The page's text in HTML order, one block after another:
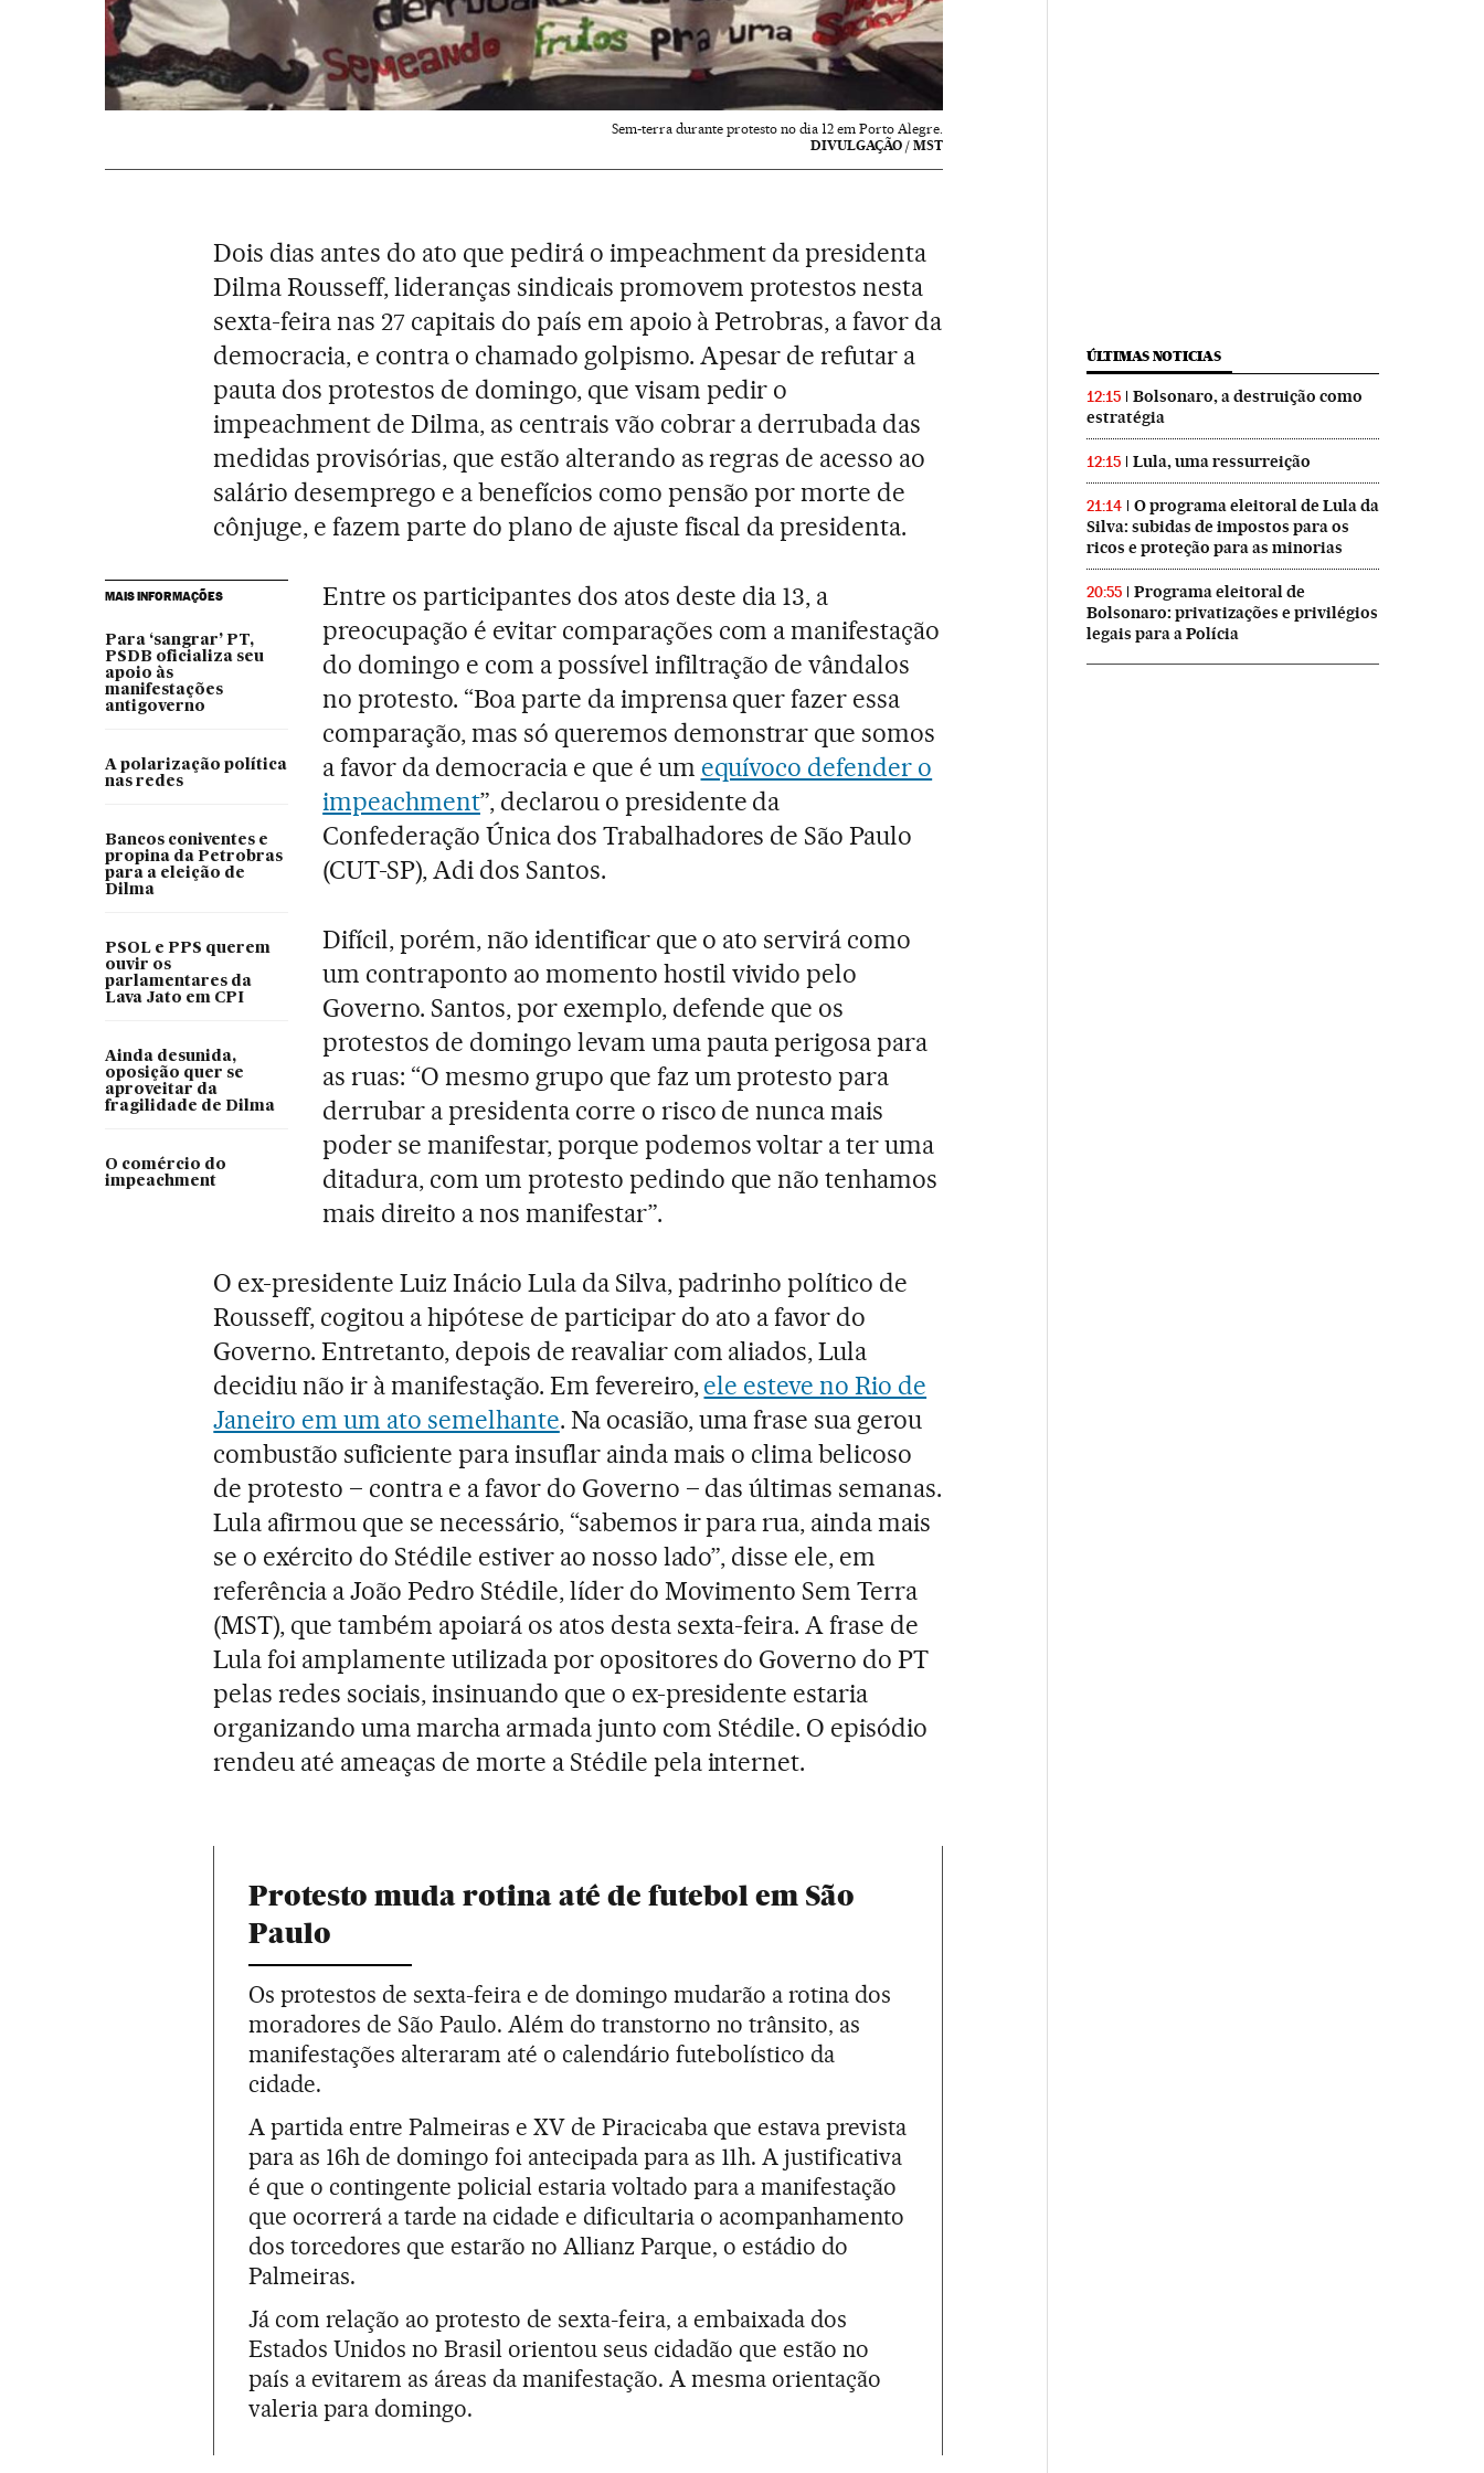
Sem-terra durante protesto no dia 12 em Porto Alegre.
DIVULGAÇÃO / MST
Dois dias antes do ato que pedirá o impeachment da presidenta
Dilma Rousseff, lideranças sindicais promovem protestos nesta
sexta-feira nas 27 capitais do país em apoio à Petrobras, a favor da
democracia, e contra o chamado golpismo. Apesar de refutar a
pauta dos protestos de domingo, que visam pedir o
impeachment de Dilma, as centrais vão cobrar a derrubada das
medidas provisórias, que estão alterando as regras de acesso ao
salário desemprego e a benefícios como pensão por morte de
cônjuge, e fazem parte do plano de ajuste fiscal da presidenta.
MAIS INFORMAÇÕES
Para ‘sangrar’ PT,
PSDB oficializa seu
apoio às
manifestações
antigoverno
A polarização política
nas redes
Bancos coniventes e
propina da Petrobras
para a eleição de
Dilma
PSOL e PPS querem
ouvir os
parlamentares da
Lava Jato em CPI
Ainda desunida,
oposição quer se
aproveitar da
fragilidade de Dilma
O comércio do
impeachment
Entre os participantes dos atos deste dia 13, a
preocupação é evitar comparações com a manifestação
do domingo e com a possível infiltração de vândalos
no protesto. “Boa parte da imprensa quer fazer essa
comparação, mas só queremos demonstrar que somos
a favor da democracia e que é um equívoco defender o
impeachment”, declarou o presidente da
Confederação Única dos Trabalhadores de São Paulo
(CUT-SP), Adi dos Santos.
Difícil, porém, não identificar que o ato servirá como
um contraponto ao momento hostil vivido pelo
Governo. Santos, por exemplo, defende que os
protestos de domingo levam uma pauta perigosa para
as ruas: “O mesmo grupo que faz um protesto para
derrubar a presidenta corre o risco de nunca mais
poder se manifestar, porque podemos voltar a ter uma
ditadura, com um protesto pedindo que não tenhamos
mais direito a nos manifestar”.
O ex-presidente Luiz Inácio Lula da Silva, padrinho político de
Rousseff, cogitou a hipótese de participar do ato a favor do
Governo. Entretanto, depois de reavaliar com aliados, Lula
decidiu não ir à manifestação. Em fevereiro,ele esteve no Rio de
Janeiro em um ato semelhante. Na ocasião, uma frase sua gerou
combustão suficiente para insuflar ainda mais o clima belicoso
de protesto – contra e a favor do Governo – das últimas semanas.
Lula afirmou que se necessário, “sabemos ir para rua, ainda mais
se o exército do Stédile estiver ao nosso lado”, disse ele, em
referência a João Pedro Stédile, líder do Movimento Sem Terra
(MST), que também apoiará os atos desta sexta-feira. A frase de
Lula foi amplamente utilizada por opositores do Governo do PT
pelas redes sociais, insinuando que o ex-presidente estaria
organizando uma marcha armada junto com Stédile. O episódio
rendeu até ameaças de morte a Stédile pela internet.
Protesto muda rotina até de futebol em São
Paulo
Os protestos de sexta-feira e de domingo mudarão a rotina dos
moradores de São Paulo. Além do transtorno no trânsito, as
manifestações alteraram até o calendário futebolístico da
cidade.
A partida entre Palmeiras e XV de Piracicaba que estava prevista
para as 16h de domingo foi antecipada para as 11h. A justificativa
é que o contingente policial estaria voltado para a manifestação
que ocorrerá a tarde na cidade e dificultaria o acompanhamento
dos torcedores que estarão no Allianz Parque, o estádio do
Palmeiras.
Já com relação ao protesto de sexta-feira, a embaixada dos
Estados Unidos no Brasil orientou seus cidadão que estão no
país a evitarem as áreas da manifestação. A mesma orientação
valeria para domingo.
ÚLTIMAS NOTICIAS
12:15
Bolsonaro, a destruição como
estratégia
12:15 Lula, uma ressurreição
21:14
O programa eleitoral de Lula da
Silva: subidas de impostos para os
ricos e proteção para as minorias
20:55
Programa eleitoral de
Bolsonaro: privatizações e privilégios
legais para a Polícia